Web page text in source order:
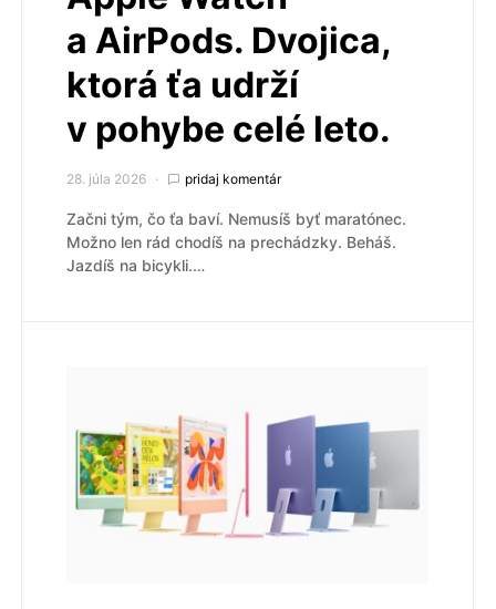
a AirPods. Dvojica,
ktorá ťa udrží
v pohybe celé leto.
28. júla 2026 pridaj komentár
Začni tým, čo ťa baví. Nemusíš byť maratónec.
Možno len rád chodíš na prechádzky. Beháš.
Jazdíš na bicykli.…